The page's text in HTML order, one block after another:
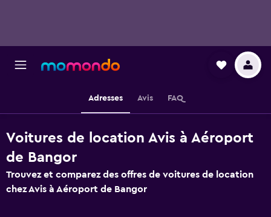
Adresses Avis FAQ
Voitures de location Avis à Aéroport
de Bangor
Trouvez et comparez des offres de voitures de location
chez Avis à Aéroport de Bangor